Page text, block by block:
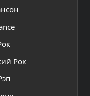
Рок